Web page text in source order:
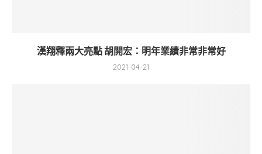
漢翔釋兩大亮點 胡開宏：明年業績非常非常好
2021-04-21